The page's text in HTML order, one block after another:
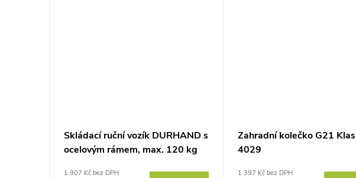
Skládací ruční vozík DURHAND s
ocelovým rámem, max. 120 kg
1 907 Kč bez DPH
Zahradní kolečko G21
4029
1 397 Kč bez DPH